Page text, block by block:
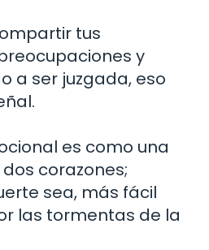
tus
y
a ser juzgada, eso
es como una
corazones;
sea, más fácil
las tormentas de la